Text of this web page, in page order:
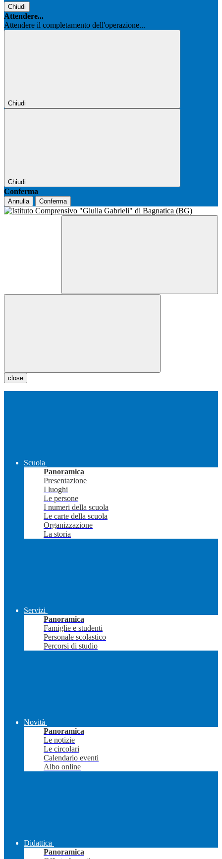
Chiudi
Attendere...
Attendere il completamento dell'operazione...
Chiudi
Chiudi
Conferma
Annulla Conferma
close
Scuola
Panoramica
Presentazione
I luoghi
Le persone
I numeri della scuola
Le carte della scuola
Organizzazione
La storia
Servizi
Panoramica
Famiglie e studenti
Personale scolastico
Percorsi di studio
Novità
Panoramica
Le notizie
Le circolari
Calendario eventi
Albo online
Didattica
Panoramica